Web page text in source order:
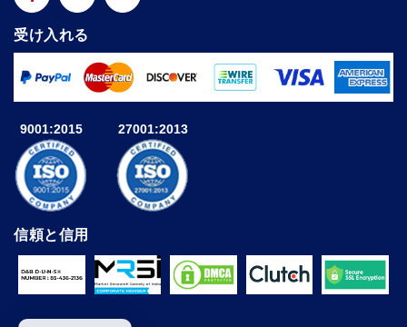
受け入れる
9001:2015 27001:2013
信頼と信用